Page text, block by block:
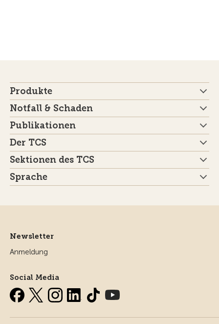
Produkte
Notfall & Schaden
Publikationen
Der TCS
Sektionen des TCS
Sprache
Newsletter
Anmeldung
Social Media